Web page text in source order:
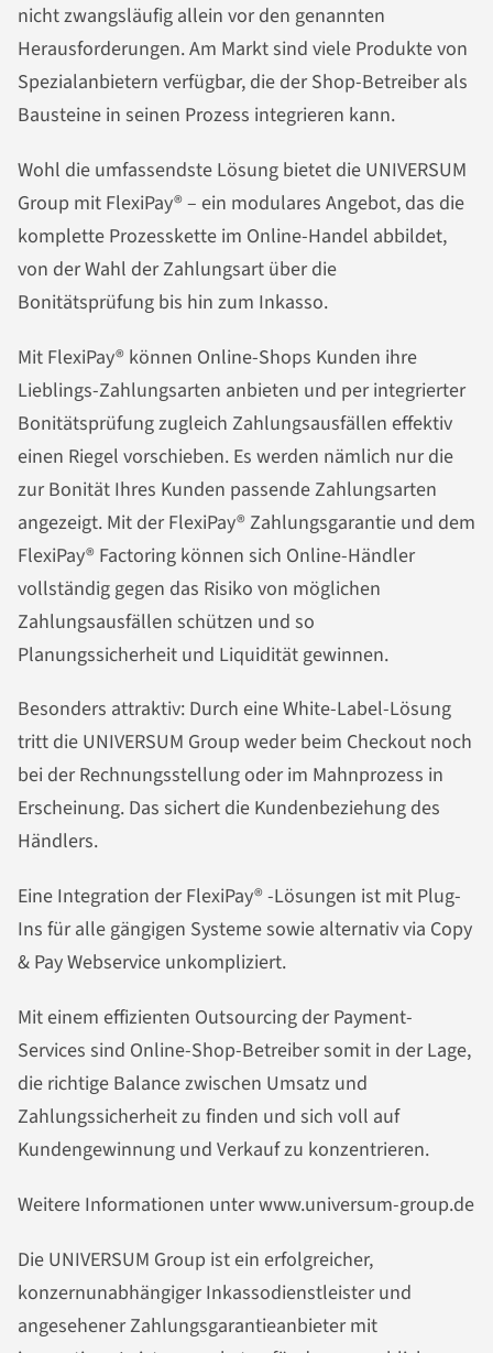
nicht zwangsläufig allein vor den genannten
Herausforderungen. Am Markt sind viele Produkte von
Spezialanbietern verfügbar, die der Shop-Betreiber als
Bausteine in seinen Prozess integrieren kann.
Wohl die umfassendste Lösung bietet die UNIVERSUM
Group mit FlexiPay® – ein modulares Angebot, das die
komplette Prozesskette im Online-Handel abbildet,
von der Wahl der Zahlungsart über die
Bonitätsprüfung bis hin zum Inkasso.
Mit FlexiPay® können Online-Shops Kunden ihre
Lieblings-Zahlungsarten anbieten und per integrierter
Bonitätsprüfung zugleich Zahlungsausfällen effektiv
einen Riegel vorschieben. Es werden nämlich nur die
zur Bonität Ihres Kunden passende Zahlungsarten
angezeigt. Mit der FlexiPay® Zahlungsgarantie und dem
FlexiPay® Factoring können sich Online-Händler
vollständig gegen das Risiko von möglichen
Zahlungsausfällen schützen und so
Planungssicherheit und Liquidität gewinnen.
Besonders attraktiv: Durch eine White-Label-Lösung
tritt die UNIVERSUM Group weder beim Checkout noch
bei der Rechnungsstellung oder im Mahnprozess in
Erscheinung. Das sichert die Kundenbeziehung des
Händlers.
Eine Integration der FlexiPay® -Lösungen ist mit Plug-
Ins für alle gängigen Systeme sowie alternativ via Copy
& Pay Webservice unkompliziert.
Mit einem effizienten Outsourcing der Payment-
Services sind Online-Shop-Betreiber somit in der Lage,
die richtige Balance zwischen Umsatz und
Zahlungssicherheit zu finden und sich voll auf
Kundengewinnung und Verkauf zu konzentrieren.
Weitere Informationen unter www.universum-group.de
Die UNIVERSUM Group ist ein erfolgreicher,
konzernunabhängiger Inkassodienstleister und
angesehener Zahlungsgarantieanbieter mit